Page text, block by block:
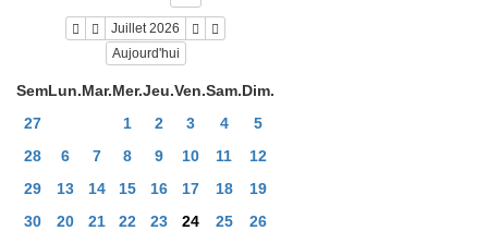
Juillet 2026
Aujourd'hui
SemLun.Mar.Mer.Jeu.Ven.Sam.Dim.
27
1 2 3 4
5
28
6 7 8 9 10 11
12
29
13 14 15 16 17 18
19
30
20 21 22 23 24 25
26